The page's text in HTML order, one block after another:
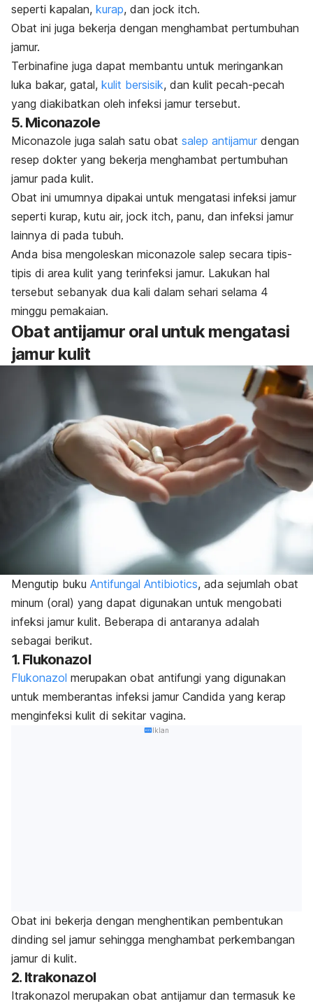
seperti kapalan, kurap, dan jock itch.
Obat ini juga bekerja dengan menghambat pertumbuhan
jamur.
Terbinafine juga dapat membantu untuk meringankan
luka bakar, gatal, kulit bersisik, dan kulit pecah-pecah
yang diakibatkan oleh infeksi jamur tersebut.
5. Miconazole
Miconazole juga salah satu obat salep antijamur dengan
resep dokter yang bekerja menghambat pertumbuhan
jamur pada kulit.
Obat ini umumnya dipakai untuk mengatasi infeksi jamur
seperti kurap, kutu air, jock itch, panu, dan infeksi jamur
lainnya di pada tubuh.
Anda bisa mengoleskan miconazole salep secara tipis-
tipis di area kulit yang terinfeksi jamur. Lakukan hal
tersebut sebanyak dua kali dalam sehari selama 4
minggu pemakaian.
Obat antijamur oral untuk mengatasi
jamur kulit
Mengutip buku Antifungal Antibiotics, ada sejumlah obat
minum (oral) yang dapat digunakan untuk mengobati
infeksi jamur kulit. Beberapa di antaranya adalah
sebagai berikut.
1. Flukonazol
Flukonazol merupakan obat antifungi yang digunakan
untuk memberantas infeksi jamur Candida yang kerap
menginfeksi kulit di sekitar vagina.
Iklan
Obat ini bekerja dengan menghentikan pembentukan
dinding sel jamur sehingga menghambat perkembangan
jamur di kulit.
2. Itrakonazol
Itrakonazol merupakan obat antijamur dan termasuk ke